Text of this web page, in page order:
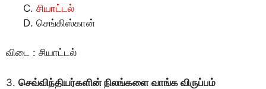
சியாட்டல்
செங்கிஸ்கான்
விடை : சியாட்டல்
3. செவ்விந்தியர்களின் நிலங்களை வாங்க விருப்பம்